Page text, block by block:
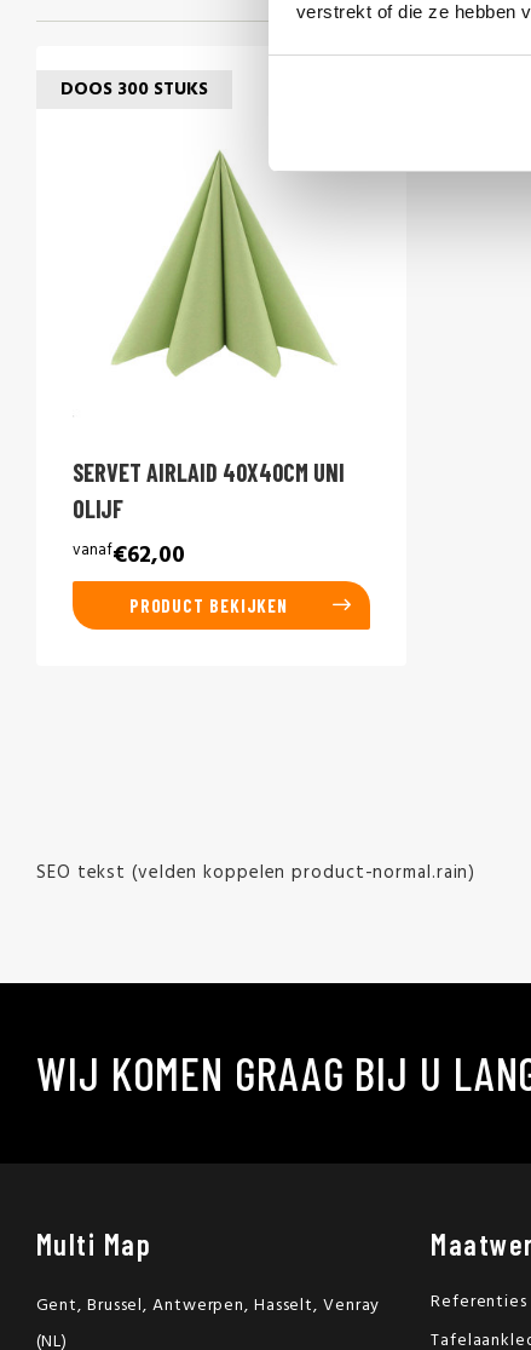
verstrekt of die ze hebben
DOOS 300 STUKS
SERVET AIRLAID 40X40CM UNI
OLIJF
vanaf€62,00
PRODUCT BEKIJKEN
SEO tekst (velden koppelen product-normal.rain)
WIJ KOMEN GRAAG BIJ U
Multi Map
Gent, Brussel, Antwerpen, Hasselt, Venray
(NL)
Referenties